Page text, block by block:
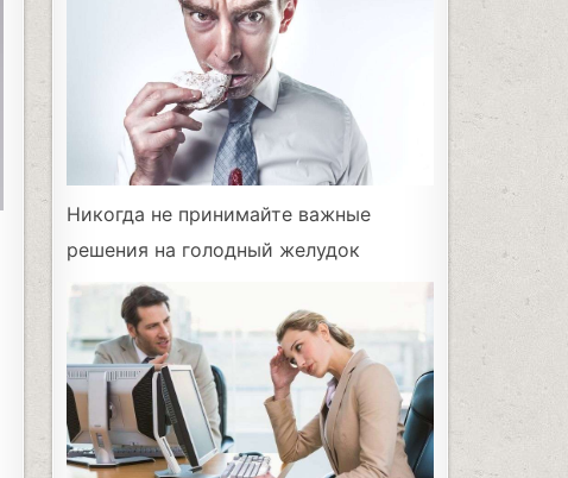
Никогда не принимайте важные
решения на голодный желудок